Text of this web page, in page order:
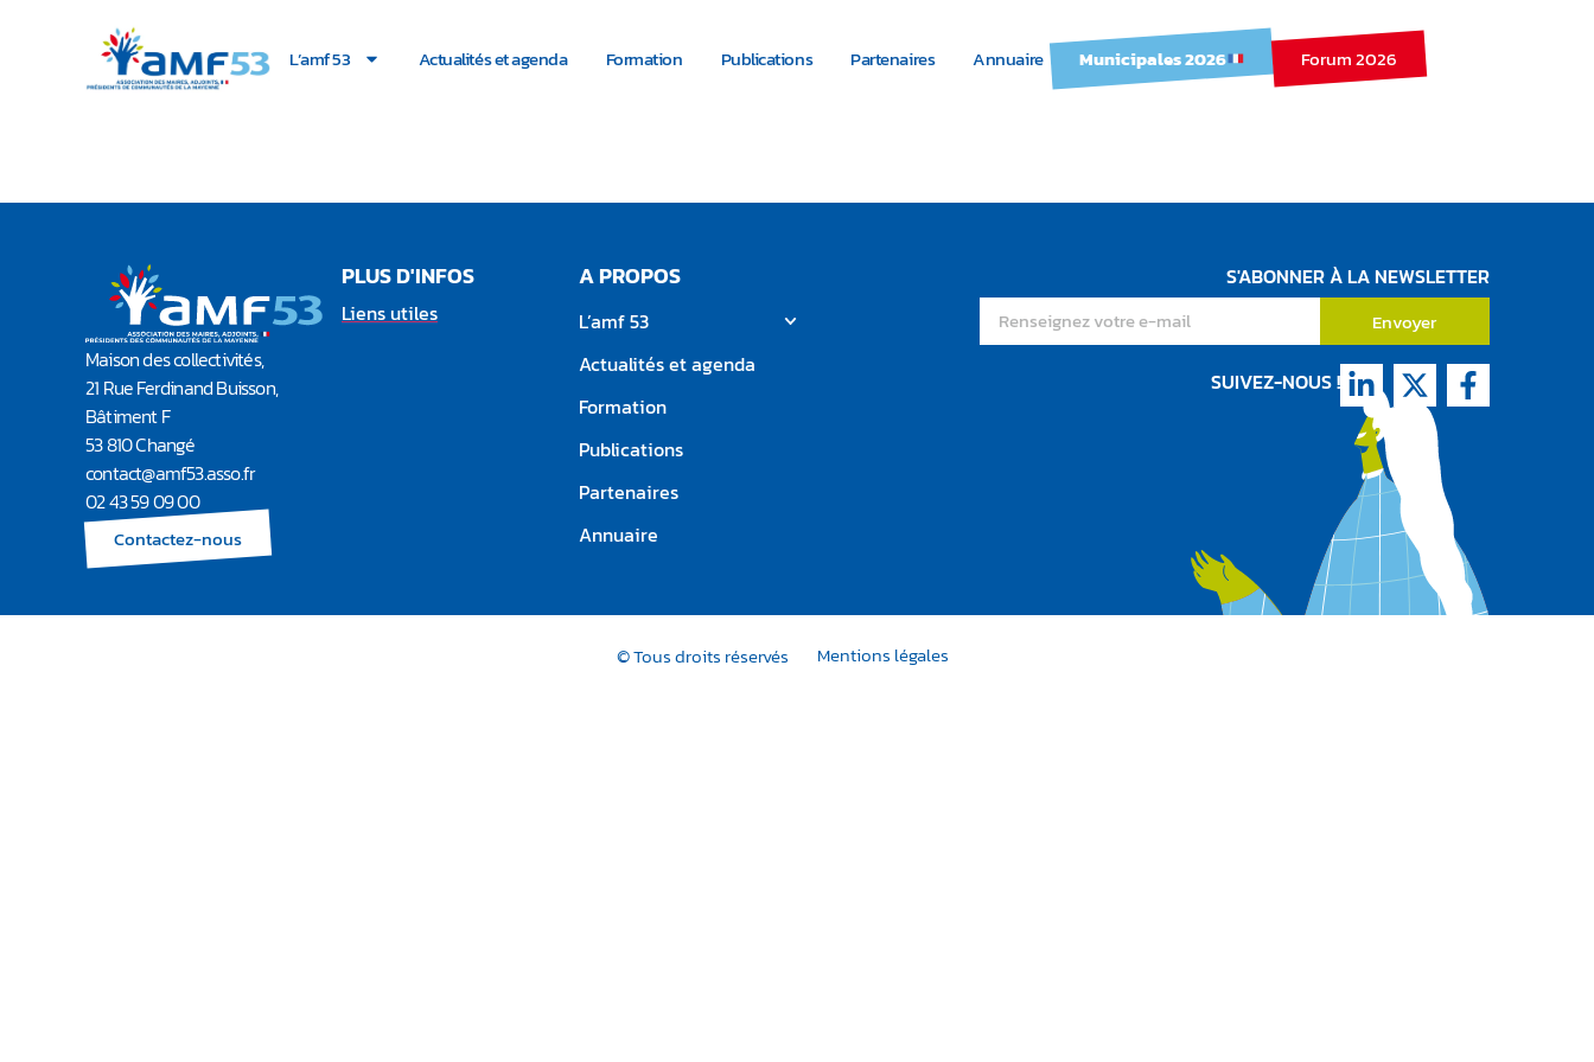
L’amf 53 Actualités et agenda Formation Publications Partenaires Annuaire Municipales 2026 Forum 2026
Maison des collectivités,
21 Rue Ferdinand Buisson,
Bâtiment F
53 810 Changé
contact@amf53.asso.fr​
02 43 59 09 00
Contactez-nous
PLUS D'INFOS
Liens utiles
A PROPOS
L’amf 53
Actualités et agenda
Formation
Publications
Partenaires
Annuaire
S'ABONNER À LA NEWSLETTER
Envoyer
SUIVEZ-NOUS !
© Tous droits réservés Mentions légales